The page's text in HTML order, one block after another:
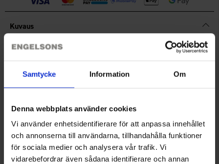
Samtycke Information Om
Denna webbplats använder cookies
Vi använder enhetsidentifierare för att anpassa innehållet
och annonserna till användarna, tillhandahålla funktioner
för sociala medier och analysera vår trafik. Vi
vidarebefordrar även sådana identifierare och annan
Kuvaus
Uudessa Wildo®Bio Green -sarjassa klassiset tuotteet
sulautuvat tulevaisuuteen ja ovat vihreämpiä kuin koskaan.
hiilidioksidipäästöjä merkittävästi ja edistää kestävämpää
Syvä lautanen, jossa on reilu kädensija, jotta voit nauttia
ruoasta kaikissa tilanteissa. Pinottavissa saman sarjan
lautasten kanssa. BPA-vapaa.
Kestää konepesun.
Näytä lisää
Tekniset tiedot